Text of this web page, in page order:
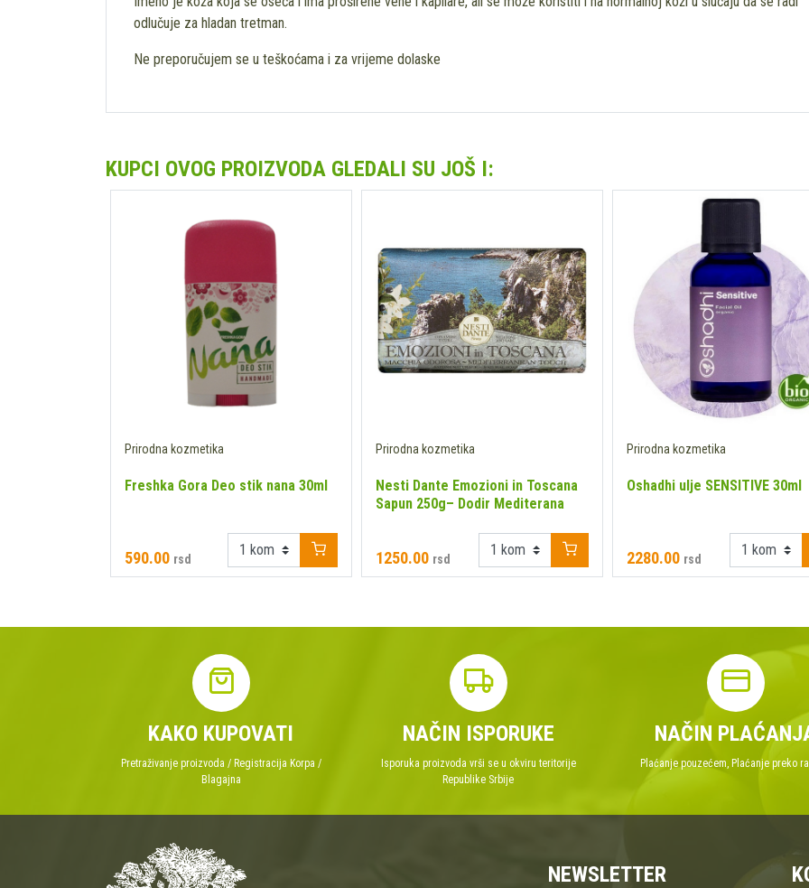
odlučuje za hladan tretman.
Ne preporučujem se u teškoćama i za vrijeme dolaske
KUPCI OVOG PROIZVODA GLEDALI SU JOŠ I:
Prirodna kozmetika
Freshka Gora Deo stik nana 30ml
590.00 rsd
Prirodna kozmetika
Nesti Dante Emozioni in Toscana
Sapun 250g– Dodir Mediterana
1250.00 rsd
Prirodna kozmetika
Oshadhi ulje SENSITIVE 30ml
2280.00 rsd
KAKO KUPOVATI
Pretraživanje proizvoda / Registracija Korpa /
Blagajna
NAČIN ISPORUKE
Isporuka proizvoda vrši se u okviru teritorije
Republike Srbije
NAČIN
Plaćanje pouzećem, Plaćanje preko
NEWSLETTER